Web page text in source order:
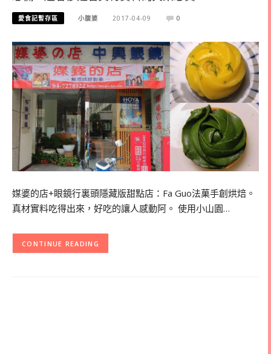
愛食記暫存區 小腹婆 2017-04-09 0
媒婆的店+眼鏡行裏頭隱藏版甜點店：Fa Guo法菓手創烘焙。
真材實料吃得出來，好吃的讓人感動阿。 使用小山園…
CONTINUE READING